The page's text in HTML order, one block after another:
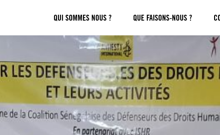
QUI SOMMES NOUS ? QUE FAISONS-NOUS ?